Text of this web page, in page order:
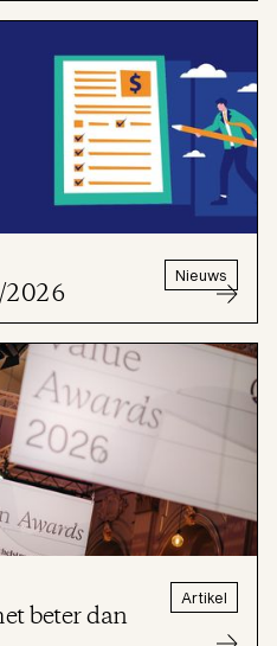
2026
Nieuws
beter dan
Artikel